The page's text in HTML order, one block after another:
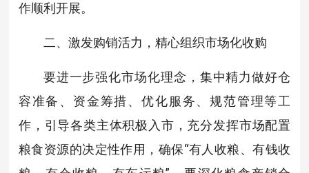
作顺利开展。
二、激发购销活力，精心组织市场化收购
要进一步强化市场化理念，集中精力做好仓
容准备、资金筹措、优化服务、规范管理等工
作，引导各类主体积极入市，充分发挥市场配置
粮食资源的决定性作用，确保“有人收粮、有钱收